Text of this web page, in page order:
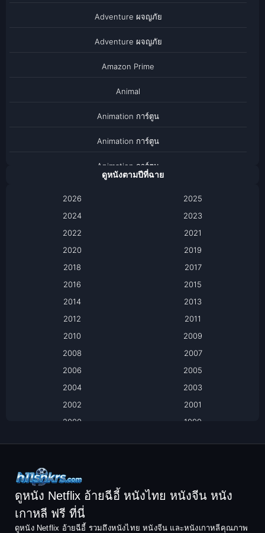
Adventure ผจญภัย
Adventure ผจญภัย
Amazon Prime
Animal
Animation การ์ตูน
Animation การ์ตูน
Animation การ์ตูน
Based on a True Story เรื่องจริง
Based on a True Story เรื่องจริง
Comedy ตลก
ดูหนังตามปีที่ฉาย
2026
2025
2024
2023
2022
2021
2020
2019
2018
2017
2016
2015
2014
2013
2012
2011
2010
2009
2008
2007
2006
2005
2004
2003
2002
2001
2000
1999
1994
1992
1991
1990
1988
1987
ดูหนัง Netflix อ้ายฉีอี้ หนังไทย หนังจีน หนัง
เกาหลี ฟรี ที่นี่
ดูหนัง Netflix อ้ายฉีอี้ รวมถึงหนังไทย หนังจีน และหนังเกาหลีคุณภาพ